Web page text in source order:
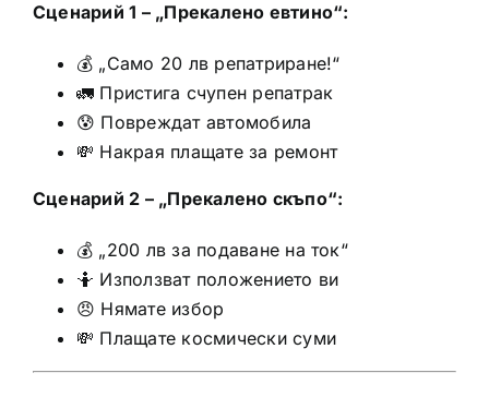
Сценарий 1 – „Прекалено евтино“:
💰 „Само 20 лв репатриране!“
🚛 Пристига счупен репатрак
😰 Повреждат автомобила
💸 Накрая плащате за ремонт
Сценарий 2 – „Прекалено скъпо“:
💰 „200 лв за подаване на ток“
🤷 Използват положението ви
😠 Нямате избор
💸 Плащате космически суми